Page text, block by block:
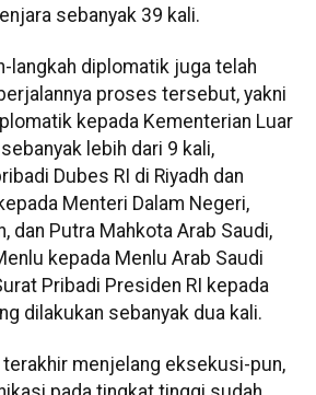
sebanyak 39 kali.
langkah diplomatik juga telah
proses tersebut, yakni
kepada Kementerian Luar
lebih dari 9 kali,
Dubes RI di Riyadh dan
Menteri Dalam Negeri,
dan Putra Mahkota Arab Saudi,
kepada Menlu Arab Saudi
Pribadi Presiden RI kepada
dilakukan sebanyak dua kali.
terakhir menjelang eksekusi-pun,